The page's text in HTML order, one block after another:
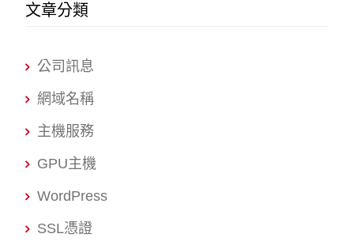
文章分類
公司訊息
網域名稱
主機服務
GPU主機
WordPress
SSL憑證